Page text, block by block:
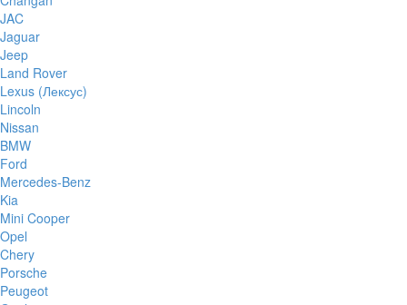
JAC
Jaguar
Jeep
Land Rover
Lexus (Лексус)
Lincoln
Nissan
BMW
Ford
Mercedes-Benz
Kia
Mini Cooper
Opel
Chery
Porsche
Peugeot